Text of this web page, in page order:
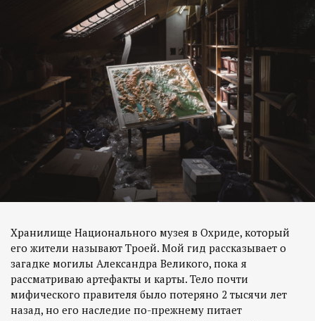
Хранилище Национального музея в Охриде, который
его жители называют Троей. Мой гид рассказывает о
загадке могилы Александра Великого, пока я
рассматриваю артефакты и карты. Тело почти
мифического правителя было потеряно 2 тысячи лет
назад, но его наследие по-прежнему питает